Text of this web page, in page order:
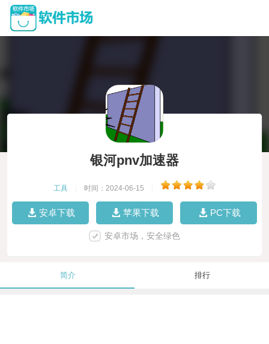
银河pnv加速器
工具 时间：2024-06-15
安卓下载 苹果下载 PC下载
安卓市场，安全绿色
简介 排行